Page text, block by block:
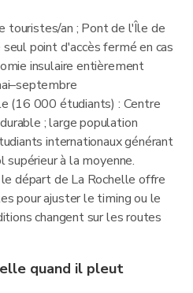
touristes/an ; Pont de l'Île de
point d'accès fermé en cas
insulaire entièrement
(16 000 étudiants) : Centre
; large population
internationaux générant
supérieur à la moyenne.
départ de La Rochelle offre
pour ajuster le timing ou le
changent sur les routes
quand il pleut